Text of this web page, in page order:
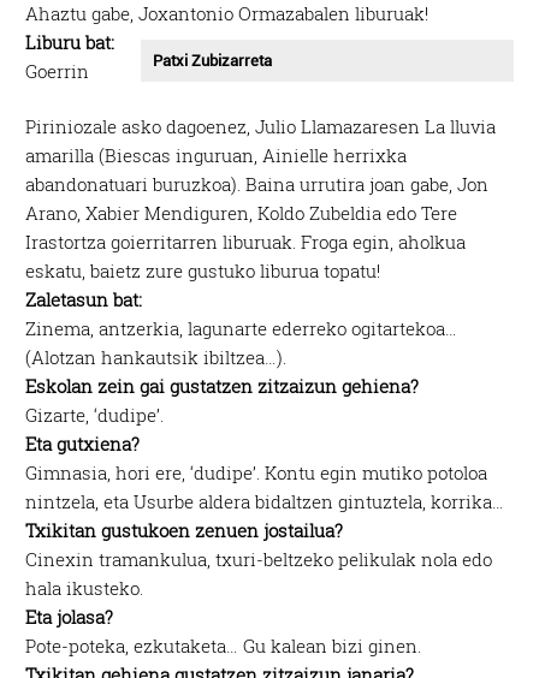
Ahaztu gabe, Joxantonio Ormazabalen liburuak!
Patxi Zubizarreta
Liburu bat:
Goerrin
Piriniozale asko dagoenez, Julio Llamazaresen La lluvia
amarilla (Biescas inguruan, Ainielle herrixka
abandonatuari buruzkoa). Baina urrutira joan gabe, Jon
Arano, Xabier Mendiguren, Koldo Zubeldia edo Tere
Irastortza goierritarren liburuak. Froga egin, aholkua
eskatu, baietz zure gustuko liburua topatu!
Zaletasun bat:
Zinema, antzerkia, lagunarte ederreko ogitartekoa…
(Alotzan hankautsik ibiltzea…).
Eskolan zein gai gustatzen zitzaizun gehiena?
Gizarte, ‘dudipe’.
Eta gutxiena?
Gimnasia, hori ere, ‘dudipe’. Kontu egin mutiko potoloa
nintzela, eta Usurbe aldera bidaltzen gintuztela, korrika…
Txikitan gustukoen zenuen jostailua?
Cinexin tramankulua, txuri-beltzeko pelikulak nola edo
hala ikusteko.
Eta jolasa?
Pote-poteka, ezkutaketa… Gu kalean bizi ginen.